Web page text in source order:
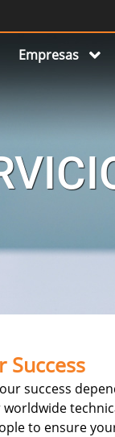
Empresas
Success
success
to ensure